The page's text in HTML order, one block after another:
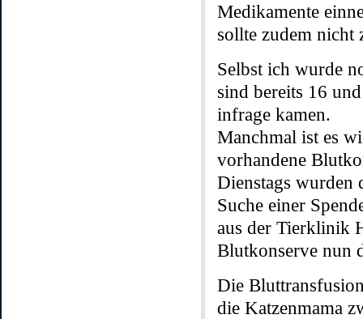
Medikamente
sollte zudem nicht
Selbst ich wurde
sind bereits 16
infrage kamen.
Manchmal ist es
vorhandene
Dienstags wurden
Suche einer
aus der Tierklinik
Blutkonserve nun
Die
die Katzenmama